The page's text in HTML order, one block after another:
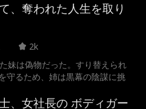
、奪われた人生を取り
2k
妹は偽物だった。すり替えられ
守るため、姉は黒幕の陰謀に挑
、女社長の ボディガー